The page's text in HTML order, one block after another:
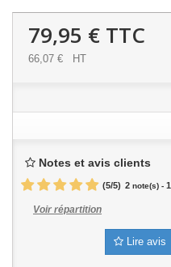
79,95 € TTC
66,07 € HT
Notes et avis clients
(5/5) 2 note(s) - 1
Voir répartition
Lire avis